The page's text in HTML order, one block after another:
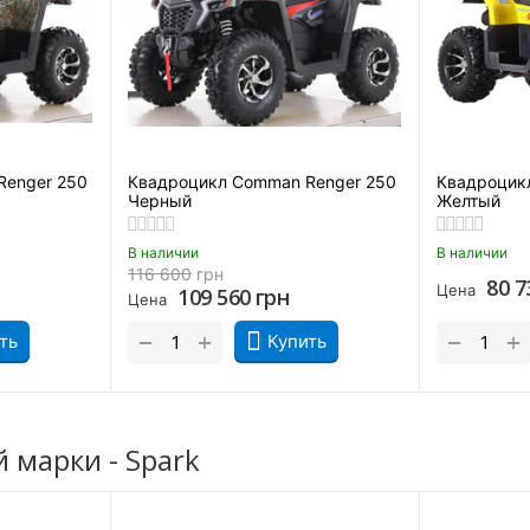
независимую рычажную подвеску и маятник с
Вес
Передний багажник
Задний багажник
Рама
250
Квадроцикл Comman Renger 250
Черный
В наличии
116 600 грн
Цена 109 560 грн
Купить
+
−
Желтый
В наличии
Цена
80
+
−
марки - Spark